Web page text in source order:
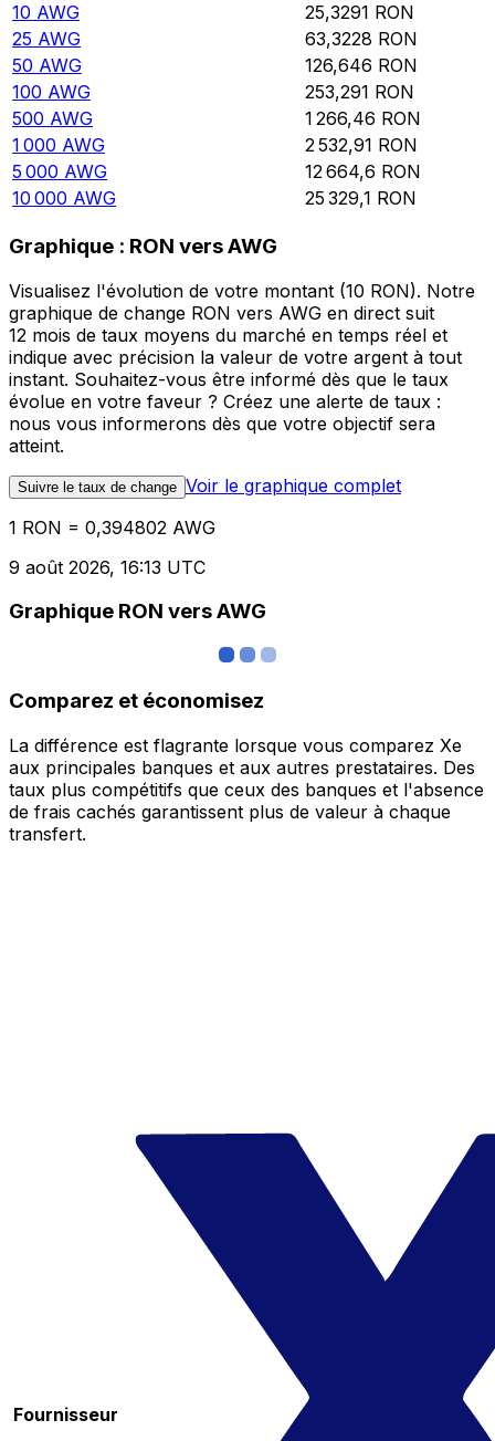
10 AWG 25,3291 RON
25 AWG 63,3228 RON
50 AWG 126,646 RON
100 AWG 253,291 RON
500 AWG 1 266,46 RON
1 000 AWG 2 532,91 RON
5 000 AWG 12 664,6 RON
10 000 AWG 25 329,1 RON
Graphique : RON vers AWG
Visualisez l'évolution de votre montant (10 RON). Notre
graphique de change RON vers AWG en direct suit
12 mois de taux moyens du marché en temps réel et
indique avec précision la valeur de votre argent à tout
instant. Souhaitez-vous être informé dès que le taux
évolue en votre faveur ? Créez une alerte de taux :
nous vous informerons dès que votre objectif sera
atteint.
Suivre le taux de change Voir le graphique complet
1 RON = 0,394802 AWG
9 août 2026, 16:13 UTC
Graphique RON vers AWG
Comparez et économisez
La différence est flagrante lorsque vous comparez Xe
aux principales banques et aux autres prestataires. Des
taux plus compétitifs que ceux des banques et l'absence
de frais cachés garantissent plus de valeur à chaque
transfert.
Fournisseur